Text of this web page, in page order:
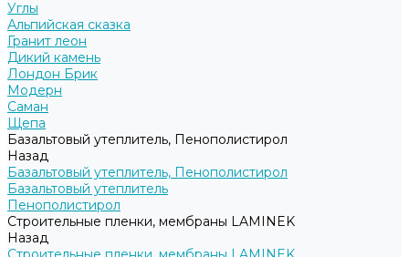
Углы
Альпийская сказка
Гранит леон
Дикий камень
Лондон Брик
Модерн
Саман
Щепа
Базальтовый утеплитель, Пенополистирол
Назад
Базальтовый утеплитель, Пенополистирол
Базальтовый утеплитель
Пенополистирол
Строительные пленки, мембраны LAMINEK
Назад